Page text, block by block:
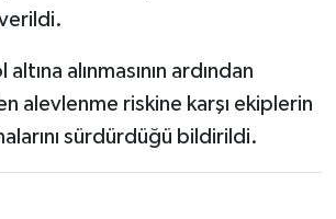
altına alınmasının ardından
alevlenme riskine karşı ekiplerin
sürdürdüğü bildirildi.